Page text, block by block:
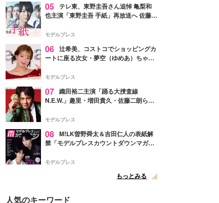
05 テレ東、東野圭吾さん追悼 亀梨和
也主演「東野圭吾 手紙」再放送へ 佐藤隆
モデルプレス
06 辻希美、コストコでショッピングカ
ートに座る次女・夢空（ゆめあ）ちゃん
ぎ」「成長を感じる」の声
モデルプレス
07 織田裕二主演「踊る大捜査線
N.E.W.」趣里・増田貴久・佐藤二朗ら新
徴する“謎のキーワード”も
モデルプレス
08 M!LK曽野舜太＆吉田仁人の表紙解
禁「モデルプレスカウントダウンマガジ
モデルプレス
もっとみる
人気のキーワード